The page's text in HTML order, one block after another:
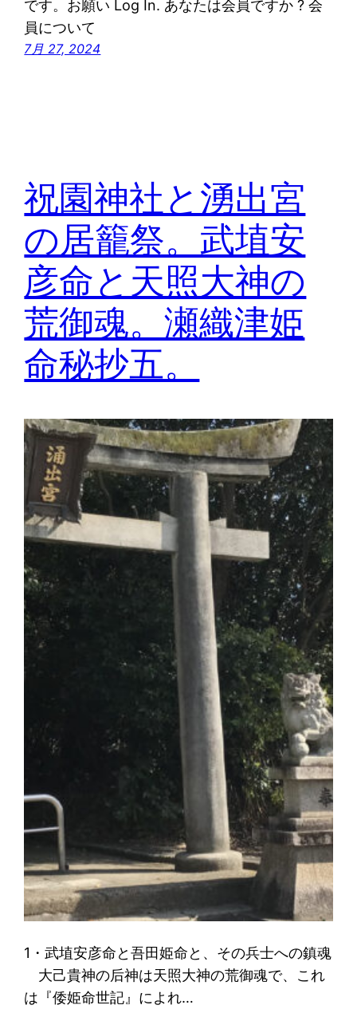
です。お願い Log In. あなたは会員ですか ? 会
員について
7月 27, 2024
祝園神社と湧出宮
の居籠祭。武埴安
彦命と天照大神の
荒御魂。瀬織津姫
命秘抄五。
1・武埴安彦命と吾田姫命と、その兵士への鎮魂
大己貴神の后神は天照大神の荒御魂で、これ
は『倭姫命世記』によれ…